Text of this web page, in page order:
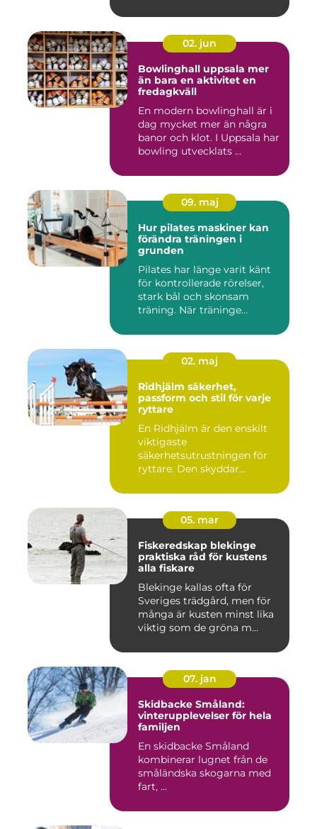
02. jun
Bowlinghall uppsala mer
än bara en aktivitet en
fredagkväll
En modern bowlinghall är i
dag mycket mer än några
banor och klot. I Uppsala har
bowling utvecklats ...
09. maj
Hur pilates maskiner kan
förändra träningen i
grunden
Pilates har länge varit känt
för kontrollerade rörelser,
stark bål och skonsam
träning. När träninge...
02. maj
Ridhjälm säkerhet,
passform och stil för varje
ryttare
En Ridhjälm är den enskilt
viktigaste
säkerhetsutrustningen för
ryttare. Den skyddar
05. mar
Fiskeredskap blekinge
praktiska råd för kustens
alla fiskare
Blekinge kallas ofta för
Sveriges trädgård, men för
många är kusten minst lika
viktig som de gröna m...
07. jan
Skidbacke Småland:
vinterupplevelser för hela
familjen
En skidbacke Småland
kombinerar lugnet från de
småländska skogarna med
fart, ...